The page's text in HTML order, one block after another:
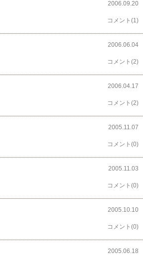
2006.09.20
コメント(1)
2006.06.04
コメント(2)
2006.04.17
コメント(2)
2005.11.07
コメント(0)
2005.11.03
コメント(0)
2005.10.10
コメント(0)
2005.06.18